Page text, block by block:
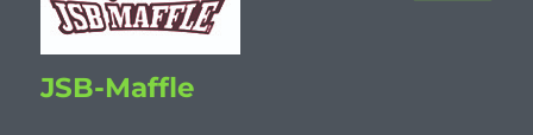
JSB-Maffle